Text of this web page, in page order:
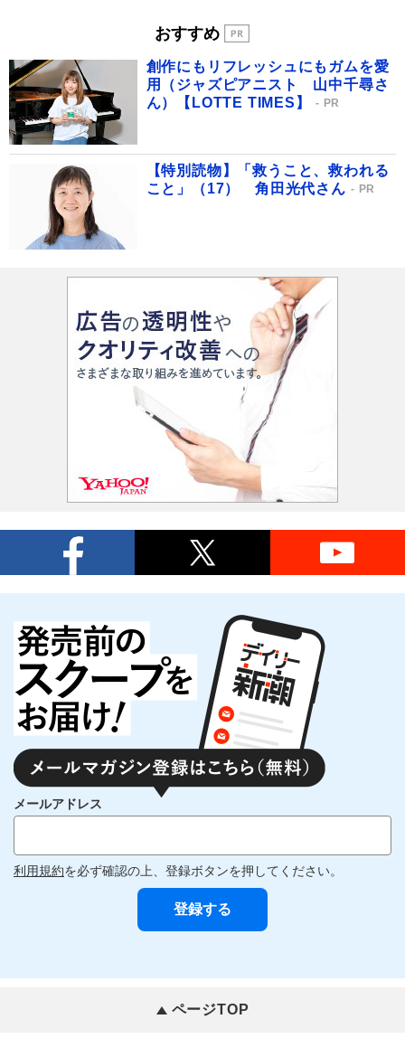
おすすめ
創作にもリフレッシュにもガムを愛
用（ジャズピアニスト 山中千尋さ
ん）【LOTTE TIMES】
PR
【特別読物】「救うこと、救われる
こと」（17） 角田光代さん
PR
メールアドレス
利用規約を必ず確認の上、登録ボタンを押してください。
ページTOP